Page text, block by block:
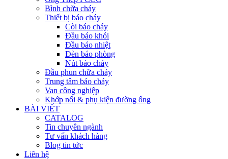
Bình chữa cháy
Thiết bị báo cháy
Còi báo cháy
Đầu báo khói
Đầu báo nhiệt
Đèn báo phòng
Nút báo cháy
Đầu phun chữa cháy
Trung tâm báo cháy
Van công nghiệp
Khớp nối & phụ kiện đường ống
BÀI VIẾT
CATALOG
Tin chuyên ngành
Tư vấn khách hàng
Blog tin tức
Liên hệ